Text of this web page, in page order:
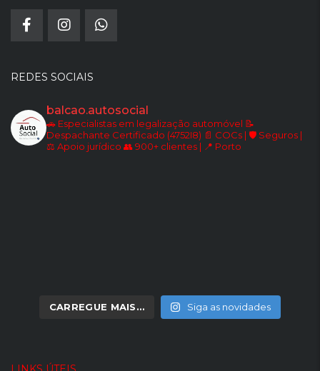
REDES SOCIAIS
balcao.autosocial
🚗 Especialistas em legalização automóvel 📝
Despachante Certificado (4752I8) 📄 COCs | 🛡️ Seguros |
⚖️ Apoio jurídico 👥 900+ clientes | 📍 Porto
CARREGUE MAIS… Siga as novidades